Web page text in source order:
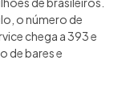
o número de
chega a 393 e
de bares e